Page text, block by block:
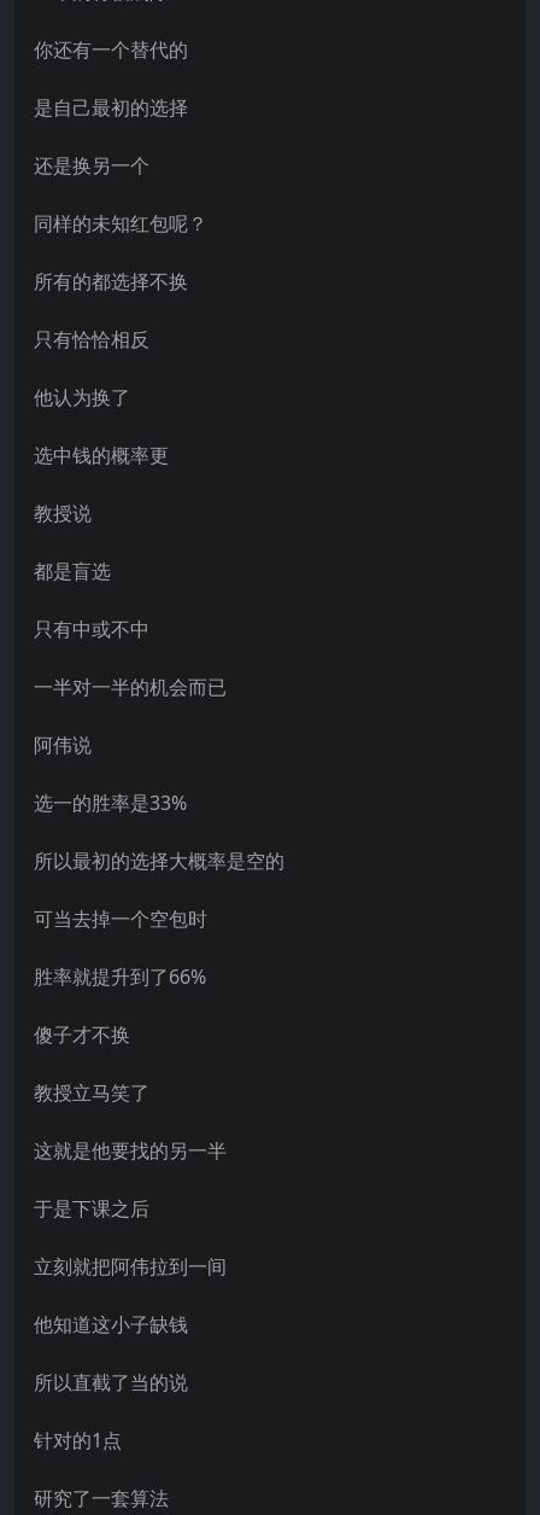
你还有一个替代的
是自己最初的选择
还是换另一个
同样的未知红包呢？
所有的都选择不换
只有恰恰相反
他认为换了
选中钱的概率更
教授说
都是盲选
只有中或不中
一半对一半的机会而已
阿伟说
选一的胜率是33%
所以最初的选择大概率是空的
可当去掉一个空包时
胜率就提升到了66%
傻子才不换
教授立马笑了
这就是他要找的另一半
于是下课之后
立刻就把阿伟拉到一间
他知道这小子缺钱
所以直截了当的说
针对的1点
研究了一套算法